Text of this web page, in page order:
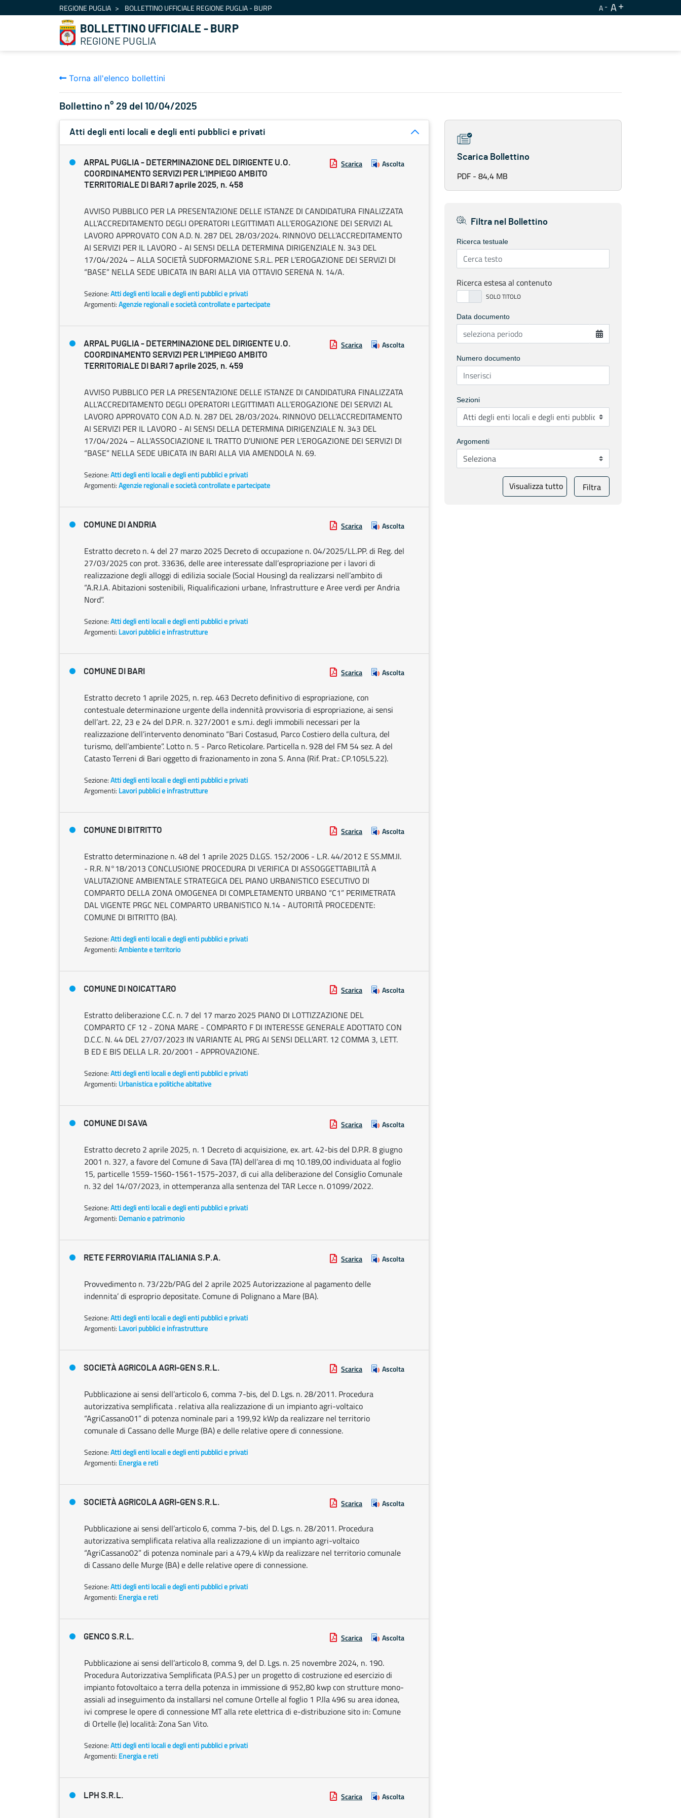
Salta al contenutoREGIONE PUGLIA BOLLETTINO UFFICIALE REGIONE PUGLIA - BURP A A
BOLLETTINO UFFICIALE - BURP
REGIONE PUGLIA
Torna all'elenco bollettini
Bollettino n° 29 del 10/04/2025
Atti degli enti locali e degli enti pubblici e privati
ARPAL PUGLIA - DETERMINAZIONE DEL DIRIGENTE U.O.
COORDINAMENTO SERVIZI PER L’IMPIEGO AMBITO
TERRITORIALE DI BARI 7 aprile 2025, n. 458
Scarica Ascolta
AVVISO PUBBLICO PER LA PRESENTAZIONE DELLE ISTANZE DI CANDIDATURA FINALIZZATA
ALL’ACCREDITAMENTO DEGLI OPERATORI LEGITTIMATI ALL’EROGAZIONE DEI SERVIZI AL
LAVORO APPROVATO CON A.D. N. 287 DEL 28/03/2024. RINNOVO DELL’ACCREDITAMENTO
AI SERVIZI PER IL LAVORO - AI SENSI DELLA DETERMINA DIRIGENZIALE N. 343 DEL
17/04/2024 – ALLA SOCIETÀ SUDFORMAZIONE S.R.L. PER L’EROGAZIONE DEI SERVIZI DI
“BASE” NELLA SEDE UBICATA IN BARI ALLA VIA OTTAVIO SERENA N. 14/A.
Sezione:Atti degli enti locali e degli enti pubblici e privati
Argomenti:Agenzie regionali e società controllate e partecipate
ARPAL PUGLIA - DETERMINAZIONE DEL DIRIGENTE U.O.
COORDINAMENTO SERVIZI PER L’IMPIEGO AMBITO
TERRITORIALE DI BARI 7 aprile 2025, n. 459
Scarica Ascolta
AVVISO PUBBLICO PER LA PRESENTAZIONE DELLE ISTANZE DI CANDIDATURA FINALIZZATA
ALL’ACCREDITAMENTO DEGLI OPERATORI LEGITTIMATI ALL’EROGAZIONE DEI SERVIZI AL
LAVORO APPROVATO CON A.D. N. 287 DEL 28/03/2024. RINNOVO DELL’ACCREDITAMENTO
AI SERVIZI PER IL LAVORO - AI SENSI DELLA DETERMINA DIRIGENZIALE N. 343 DEL
17/04/2024 – ALL’ASSOCIAZIONE IL TRATTO D’UNIONE PER L’EROGAZIONE DEI SERVIZI DI
“BASE” NELLA SEDE UBICATA IN BARI ALLA VIA AMENDOLA N. 69.
Sezione:Atti degli enti locali e degli enti pubblici e privati
Argomenti:Agenzie regionali e società controllate e partecipate
COMUNE DI ANDRIA Scarica Ascolta
Estratto decreto n. 4 del 27 marzo 2025 Decreto di occupazione n. 04/2025/LL.PP. di Reg. del
27/03/2025 con prot. 33636, delle aree interessate dall’espropriazione per i lavori di
realizzazione degli alloggi di edilizia sociale (Social Housing) da realizzarsi nell’ambito di
“A.R.I.A. Abitazioni sostenibili, Riqualificazioni urbane, Infrastrutture e Aree verdi per Andria
Nord”.
Sezione:Atti degli enti locali e degli enti pubblici e privati
Argomenti: Lavori pubblici e infrastrutture
COMUNE DI BARI Scarica Ascolta
Estratto decreto 1 aprile 2025, n. rep. 463 Decreto definitivo di espropriazione, con
contestuale determinazione urgente della indennità provvisoria di espropriazione, ai sensi
dell’art. 22, 23 e 24 del D.P.R. n. 327/2001 e s.m.i. degli immobili necessari per la
realizzazione dell’intervento denominato “Bari Costasud, Parco Costiero della cultura, del
turismo, dell’ambiente”. Lotto n. 5 - Parco Reticolare. Particella n. 928 del FM 54 sez. A del
Catasto Terreni di Bari oggetto di frazionamento in zona S. Anna (Rif. Prat.: CP.105L5.22).
Sezione:Atti degli enti locali e degli enti pubblici e privati
Argomenti: Lavori pubblici e infrastrutture
COMUNE DI BITRITTO Scarica Ascolta
Estratto determinazione n. 48 del 1 aprile 2025 D.LGS. 152/2006 - L.R. 44/2012 E SS.MM.II.
- R.R. N°18/2013 CONCLUSIONE PROCEDURA DI VERIFICA DI ASSOGGETTABILITÀ A
VALUTAZIONE AMBIENTALE STRATEGICA DEL PIANO URBANISTICO ESECUTIVO DI
COMPARTO DELLA ZONA OMOGENEA DI COMPLETAMENTO URBANO “C1” PERIMETRATA
DAL VIGENTE PRGC NEL COMPARTO URBANISTICO N.14 - AUTORITÀ PROCEDENTE:
COMUNE DI BITRITTO (BA).
Sezione:Atti degli enti locali e degli enti pubblici e privati
Argomenti:Ambiente e territorio
COMUNE DI NOICATTARO Scarica Ascolta
Estratto deliberazione C.C. n. 7 del 17 marzo 2025 PIANO DI LOTTIZZAZIONE DEL
COMPARTO CF 12 - ZONA MARE - COMPARTO F DI INTERESSE GENERALE ADOTTATO CON
D.C.C. N. 44 DEL 27/07/2023 IN VARIANTE AL PRG AI SENSI DELL’ART. 12 COMMA 3, LETT.
B ED E BIS DELLA L.R. 20/2001 - APPROVAZIONE.
Sezione:Atti degli enti locali e degli enti pubblici e privati
Argomenti: Urbanistica e politiche abitative
COMUNE DI SAVA Scarica Ascolta
Estratto decreto 2 aprile 2025, n. 1 Decreto di acquisizione, ex. art. 42-bis del D.P.R. 8 giugno
2001 n. 327, a favore del Comune di Sava (TA) dell’area di mq 10.189,00 individuata al foglio
15, particelle 1559-1560-1561-1575-2037, di cui alla deliberazione del Consiglio Comunale
n. 32 del 14/07/2023, in ottemperanza alla sentenza del TAR Lecce n. 01099/2022.
Sezione:Atti degli enti locali e degli enti pubblici e privati
Argomenti: Demanio e patrimonio
RETE FERROVIARIA ITALIANIA S.P.A. Scarica Ascolta
Provvedimento n. 73/22b/PAG del 2 aprile 2025 Autorizzazione al pagamento delle
indennita’ di esproprio depositate. Comune di Polignano a Mare (BA).
Sezione:Atti degli enti locali e degli enti pubblici e privati
Argomenti: Lavori pubblici e infrastrutture
SOCIETÀ AGRICOLA AGRI-GEN S.R.L. Scarica Ascolta
Pubblicazione ai sensi dell’articolo 6, comma 7-bis, del D. Lgs. n. 28/2011. Procedura
autorizzativa semplificata . relativa alla realizzazione di un impianto agri-voltaico
“AgriCassano01” di potenza nominale pari a 199,92 kWp da realizzare nel territorio
comunale di Cassano delle Murge (BA) e delle relative opere di connessione.
Sezione:Atti degli enti locali e degli enti pubblici e privati
Argomenti: Energia e reti
SOCIETÀ AGRICOLA AGRI-GEN S.R.L. Scarica Ascolta
Pubblicazione ai sensi dell’articolo 6, comma 7-bis, del D. Lgs. n. 28/2011. Procedura
autorizzativa semplificata relativa alla realizzazione di un impianto agri-voltaico
“AgriCassano02” di potenza nominale pari a 479,4 kWp da realizzare nel territorio comunale
di Cassano delle Murge (BA) e delle relative opere di connessione.
Sezione:Atti degli enti locali e degli enti pubblici e privati
Argomenti: Energia e reti
GENCO S.R.L. Scarica Ascolta
Pubblicazione ai sensi dell’articolo 8, comma 9, del D. Lgs. n. 25 novembre 2024, n. 190.
Procedura Autorizzativa Semplificata (P.A.S.) per un progetto di costruzione ed esercizio di
impianto fotovoltaico a terra della potenza in immissione di 952,80 kwp con strutture mono-
assiali ad inseguimento da installarsi nel comune Ortelle al foglio 1 P.lla 496 su area idonea,
ivi comprese le opere di connessione MT alla rete elettrica di e-distribuzione sito in: Comune
di Ortelle (le) località: Zona San Vito.
Sezione:Atti degli enti locali e degli enti pubblici e privati
Argomenti: Energia e reti
LPH S.R.L. Scarica Ascolta
Scarica Bollettino
PDF - 84,4 MB
Filtra nel Bollettino
Ricerca testuale
Ricerca estesa al contenuto
Data documento
Numero documento
Sezioni
Argomenti
Visualizza tutto Filtra